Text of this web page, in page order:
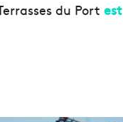
du Port est